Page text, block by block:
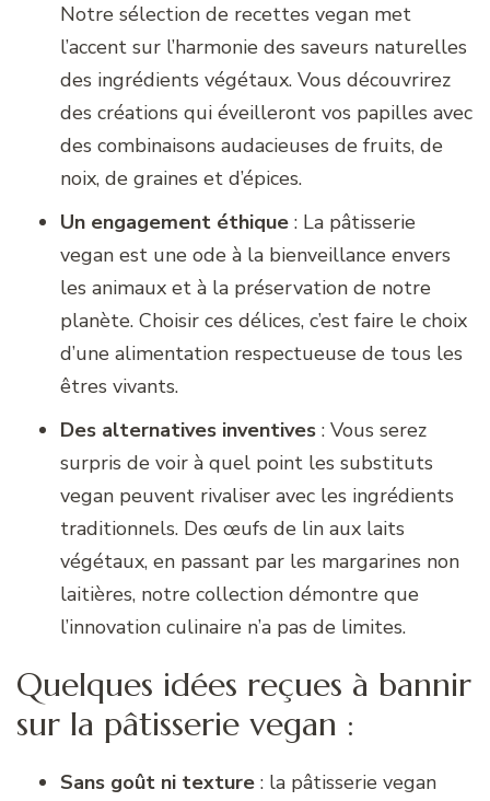
Notre sélection de recettes vegan met
l’accent sur l’harmonie des saveurs naturelles
des ingrédients végétaux. Vous découvrirez
des créations qui éveilleront vos papilles avec
des combinaisons audacieuses de fruits, de
noix, de graines et d’épices.
Un engagement éthique : La pâtisserie
vegan est une ode à la bienveillance envers
les animaux et à la préservation de notre
planète. Choisir ces délices, c’est faire le choix
d’une alimentation respectueuse de tous les
êtres vivants.
Des alternatives inventives : Vous serez
surpris de voir à quel point les substituts
vegan peuvent rivaliser avec les ingrédients
traditionnels. Des œufs de lin aux laits
végétaux, en passant par les margarines non
laitières, notre collection démontre que
l’innovation culinaire n’a pas de limites.
Quelques idées reçues à bannir
sur la pâtisserie vegan :
Sans goût ni texture : la pâtisserie vegan